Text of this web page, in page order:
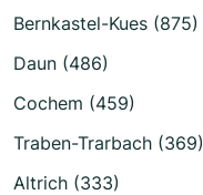
Bernkastel-Kues (875)
Daun (486)
Cochem (459)
Traben-Trarbach (369)
Altrich (333)